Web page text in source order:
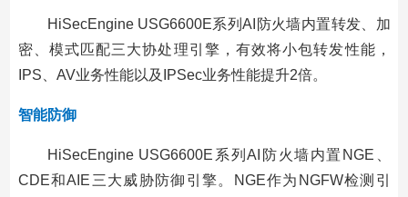
HiSecEngine USG6600E系列AI防火墙内置转发、加
密、模式匹配三大协处理引擎，有效将小包转发性能，
IPS、AV业务性能以及IPSec业务性能提升2倍。
智能防御
HiSecEngine USG6600E系列AI防火墙内置NGE、
CDE和AIE三大威胁防御引擎。NGE作为NGFW检测引